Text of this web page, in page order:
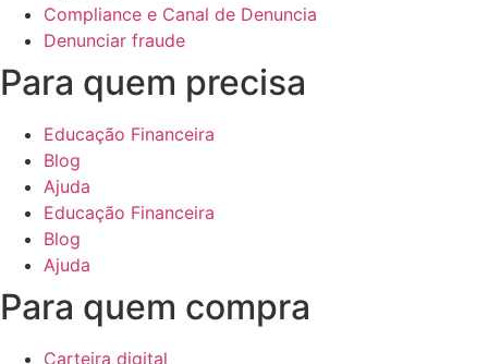
Compliance e Canal de Denuncia
Denunciar fraude
Para quem precisa
Educação Financeira
Blog
Ajuda
Educação Financeira
Blog
Ajuda
Para quem compra
Carteira digital